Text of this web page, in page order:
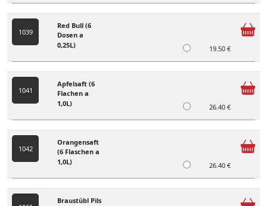
1039
Red Bull (6
Dosen a
0,25L)
19.50 €
1041
Apfelsaft (6
Flachen a
1,0L)
26.40 €
1042
Orangensaft
(6 Flaschen a
1,0L)
26.40 €
Braustübl Pils